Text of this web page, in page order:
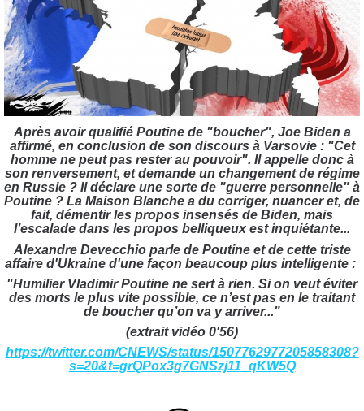
Après avoir qualifié Poutine de "boucher", Joe Biden a
affirmé, en conclusion de son discours à Varsovie : "Cet
homme ne peut pas rester au pouvoir". Il appelle donc à
son renversement, et demande un changement de régime
en Russie ? Il déclare une sorte de "guerre personnelle" à
Poutine ? La Maison Blanche a du corriger, nuancer et, de
fait, démentir les propos insensés de Biden, mais
l’escalade dans les propos belliqueux est inquiétante...
Alexandre Devecchio parle de Poutine et de cette triste
affaire d'Ukraine d'une façon beaucoup plus intelligente :
"Humilier Vladimir Poutine ne sert à rien. Si on veut éviter
des morts le plus vite possible, ce n’est pas en le traitant
de boucher qu’on va y arriver..."
(extrait vidéo 0'56)
https://twitter.com/CNEWS/status/1507762977205858308?
s=20&t=grQPox3g7GNSzj11_qKW5Q